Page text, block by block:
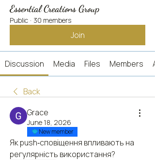
Essential Creations Group
Public · 30 members
Join
Discussion Media Files Members
Back
Grace
June 18, 2026
New member
Як push‑сповіщення впливають на
регулярність використання?